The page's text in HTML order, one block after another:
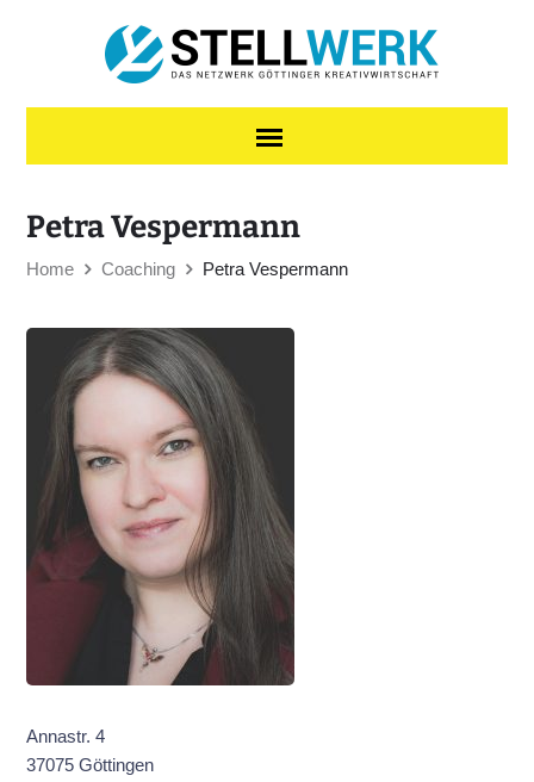
Petra Vespermann
Home Coaching Petra Vespermann
Annastr. 4
37075 Göttingen